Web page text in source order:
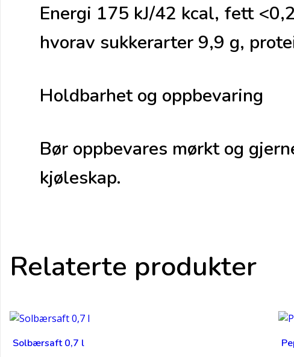
Energi 175 kJ/42 kcal, fett
hvorav sukkerarter 9,9 g,
Holdbarhet og oppbevaring
Bør oppbevares mørkt og
kjøleskap.
Relaterte produkter
Solbærsaft 0,7 l